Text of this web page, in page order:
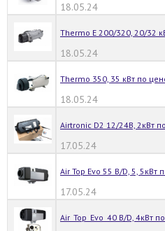
18.05.24
Thermo E 200/320, 20/32
18.05.24
Thermo 350, 35 кВт по
18.05.24
Airtronic D2 12/24В, 2кВт
17.05.24
Air Top Evo 55 B/D, 5,
17.05.24
Air_Top_Evo_40 B/D, 4кВт